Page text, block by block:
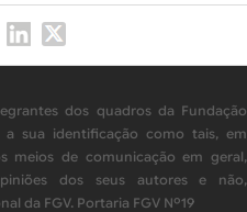
dos quadros da Fundação
a sua identificação como tais, em
meios de comunicação em geral,
dos seus autores e não,
da FGV. Portaria FGV Nº19